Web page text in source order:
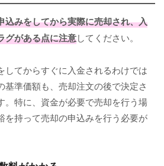
込みをしてから実際に売却され、入
グがある点に注意してください。
してからすぐに入金されるわけでは
基準価額も、売却注文の後で決定さ
。特に、資金が必要で売却を行う場
を持って売却の申込みを行う必要が